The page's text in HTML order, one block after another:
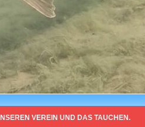
VEREIN UND DAS TAUCHEN.